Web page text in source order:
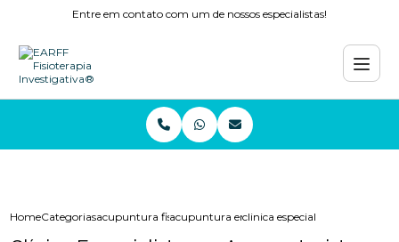
Entre em contato com um de nossos especialistas!
HomeCategoriasacupuntura fisioterapiaacupuntura em niteroiclinica especialista em